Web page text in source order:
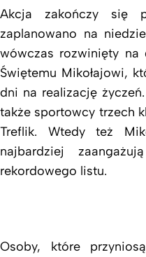
Akcja zakończy się
zaplanowano na
wówczas rozwinięty na
Świętemu Mikołajowi,
dni na realizację
także sportowcy trzech
Treflik. Wtedy też
najbardziej
rekordowego listu.
Osoby, które